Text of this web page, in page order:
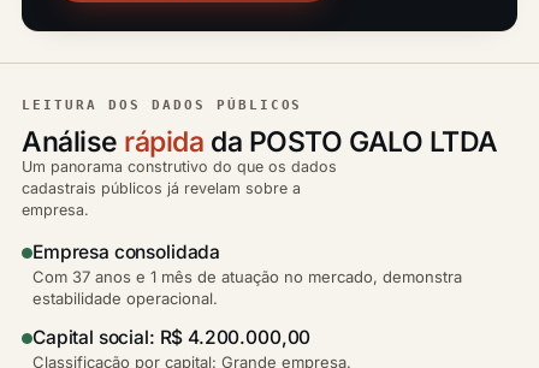
LEITURA DOS DADOS PÚBLICOS
Análise rápida da POSTO GALO LTDA
Um panorama construtivo do que os dados
cadastrais públicos já revelam sobre a
empresa.
Empresa consolidada
Com 37 anos e 1 mês de atuação no mercado, demonstra
estabilidade operacional.
Capital social: R$ 4.200.000,00
Classificação por capital: Grande empresa.